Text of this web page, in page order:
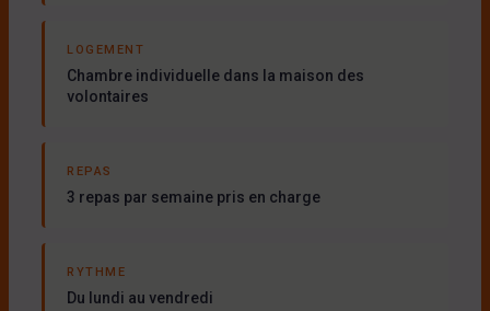
LOGEMENT
Chambre individuelle dans la maison des
volontaires
REPAS
3 repas par semaine pris en charge
RYTHME
Du lundi au vendredi